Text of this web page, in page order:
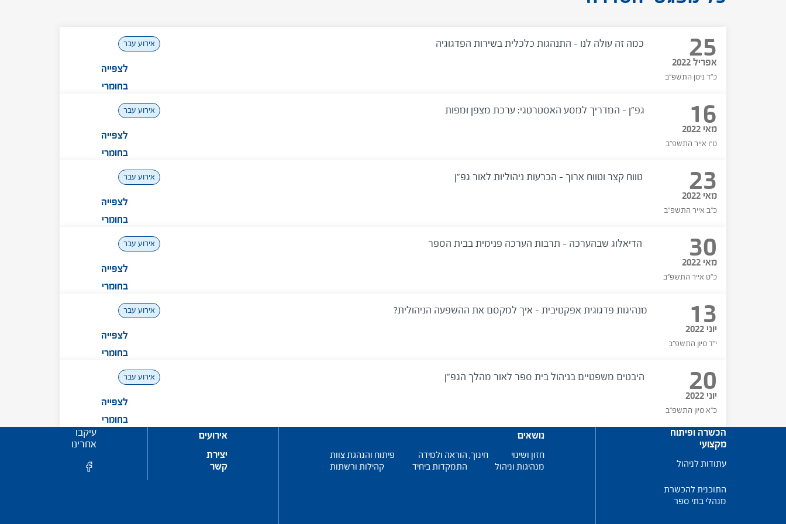
25
אפריל 2022
כ"ד ניסן התשפ"ב
כמה זה עולה לנו – התנהגות כלכלית בשירות הפדגוגיה אירוע עבר
לצפייה
בחומרי
המפגש
16
מאי 2022
ט"ו אייר התשפ"ב
גפ"ן – המדריך למסע האסטרטגי: ערכת מצפן ומפות אירוע עבר
לצפייה
בחומרי
המפגש
23
מאי 2022
כ"ב אייר התשפ"ב
טווח קצר וטווח ארוך – הכרעות ניהוליות לאור גפ"ן אירוע עבר
לצפייה
בחומרי
המפגש
30
מאי 2022
כ"ט אייר התשפ"ב
הדיאלוג שבהערכה – תרבות הערכה פנימית בבית הספר אירוע עבר
לצפייה
בחומרי
המפגש
13
יוני 2022
י"ד סיון התשפ"ב
מנהיגות פדגוגית אפקטיבית – איך למקסם את ההשפעה הניהולית? אירוע עבר
לצפייה
בחומרי
המפגש
20
יוני 2022
כ"א סיון התשפ"ב
היבטים משפטיים בניהול בית ספר לאור מהלך הגפ"ן אירוע עבר
לצפייה
בחומרי
הכשרה ופיתוח
מקצועי
עתודות לניהול
התוכנית להכשרת
מנהלי בתי ספר
נושאים
חזון ושינוי חינוך, הוראה ולמידה
פיתוח והנהגת צוות
מנהיגות וניהול
התמקדות ביחיד קהילות ורשתות
אירועים
יצירת
קשר
עיקבו
אחרינו